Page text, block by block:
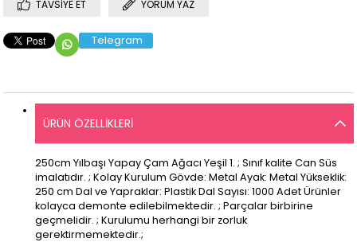
TAVSIYE ET YORUM YAZ
Telegram
ÜRÜN ÖZELLIKLERI
250cm Yılbaşı Yapay Çam Ağacı Yeşil 1. ; Sınıf kalite Can Süs
imalatıdır. ; Kolay Kurulum Gövde: Metal Ayak: Metal Yükseklik:
250 cm Dal ve Yapraklar: Plastik Dal Sayısı: 1000 Adet Ürünler
kolayca demonte edilebilmektedir. ; Parçalar birbirine
geçmelidir. ; Kurulumu herhangi bir zorluk
gerektirmemektedir.;